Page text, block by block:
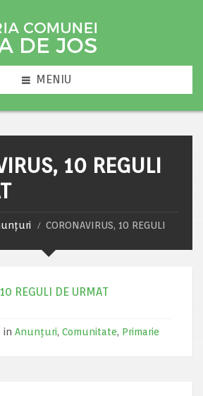
MENIU
10 REGULI
CORONAVIRUS, 10 REGULI
REGULI DE URMAT
in Anunțuri, Comunitate, Primarie